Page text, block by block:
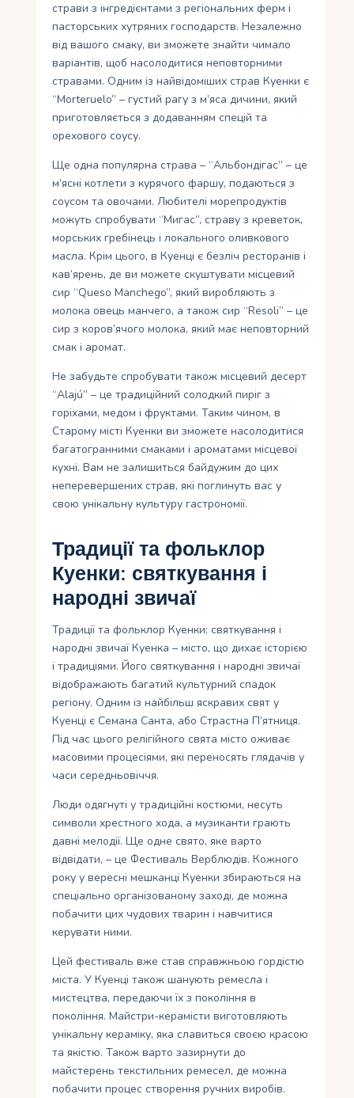
страви з інгредієнтами з регіональних ферм і
пасторських хутряних господарств. Незалежно
від вашого смаку, ви зможете знайти чимало
варіантів, щоб насолодитися неповторними
стравами. Одним із найвідоміших страв Куенки є
“Morteruelo” – густий рагу з м’яса дичини, який
приготовляється з додаванням спецій та
орехового соусу.
Ще одна популярна страва – “Альбондігас” – це
м’ясні котлети з курячого фаршу, подаються з
соусом та овочами. Любителі морепродуктів
можуть спробувати “Мигас”, страву з креветок,
морських гребінець і локального оливкового
масла. Крім цього, в Куенці є безліч ресторанів і
кав’ярень, де ви можете скуштувати місцевий
сир “Queso Manchego”, який виробляють з
молока овець манчего, а також сир “Resoli” – це
сир з коров’ячого молока, який має неповторний
смак і аромат.
Не забудьте спробувати також місцевий десерт
“Alajú” – це традиційний солодкий пиріг з
горіхами, медом і фруктами. Таким чином, в
Старому місті Куенки ви зможете насолодитися
багатогранними смаками і ароматами місцевої
кухні. Вам не залишиться байдужим до цих
неперевершених страв, які поглинуть вас у
свою унікальну культуру гастрономії.
Традиції та фольклор
Куенки: святкування і
народні звичаї
Традиції та фольклор Куенки: святкування і
народні звичаї Куенка – місто, що дихає історією
і традиціями. Його святкування і народні звичаї
відображають багатий культурний спадок
регіону. Одним із найбільш яскравих свят у
Куенці є Семана Санта, або Страстна П’ятниця.
Під час цього релігійного свята місто оживає
масовими процесіями, які переносять глядачів у
часи середньовіччя.
Люди одягнуті у традиційні костюми, несуть
символи хрестного хода, а музиканти грають
давні мелодії. Ще одне свято, яке варто
відвідати, – це Фестиваль Верблюдів. Кожного
року у вересні мешканці Куенки збираються на
спеціально організованому заході, де можна
побачити цих чудових тварин і навчитися
керувати ними.
Цей фестиваль вже став справжньою гордістю
міста. У Куенці також шанують ремесла і
мистецтва, передаючи їх з покоління в
покоління. Майстри-керамісти виготовляють
унікальну кераміку, яка славиться своєю красою
та якістю. Також варто зазирнути до
майстерень текстильних ремесел, де можна
побачити процес створення ручних виробів.